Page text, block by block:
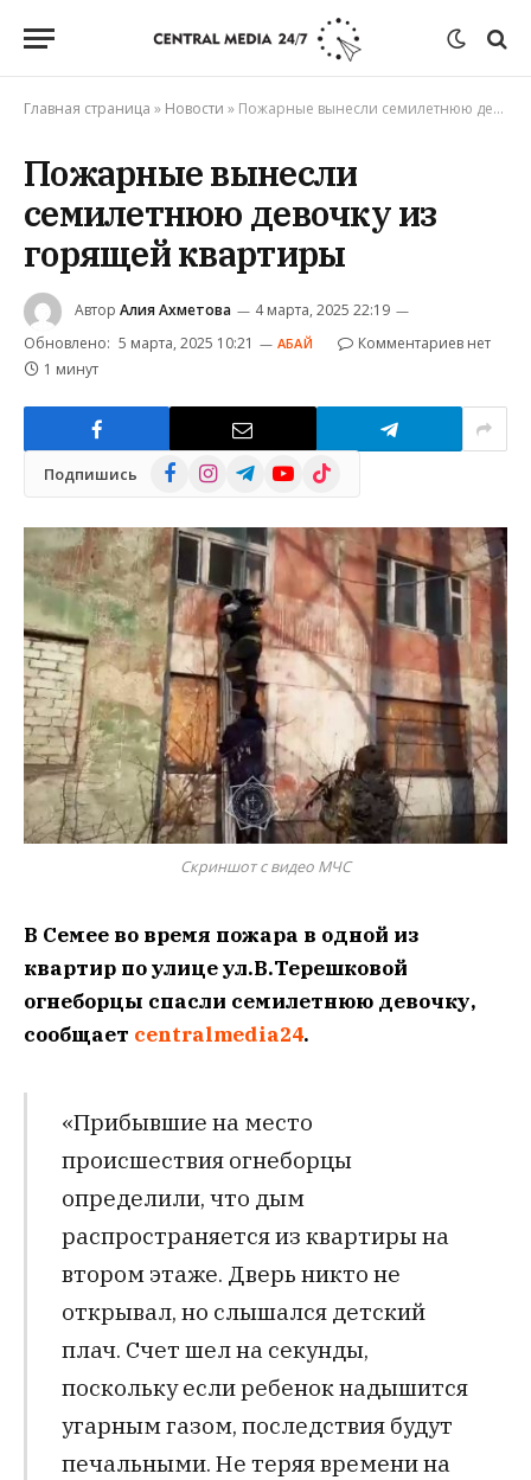
Главная страница » Новости » Пожарные вынесли семилетнюю девочку из горящей квартиры
Пожарные вынесли
семилетнюю девочку из
горящей квартиры
Автор Алия Ахметова
4 марта, 2025 22:19
Обновлено: 5 марта, 2025 10:21 АБАЙ
Комментариев нет
1 минут
Подпишись FacebookInstagramTelegramYouTube
TikTok
Скриншот с видео МЧС
В Семее во время пожара в одной из
квартир по улице ул.В.Терешковой
огнеборцы спасли семилетнюю девочку,
сообщает centralmedia24.
«Прибывшие на место
происшествия огнеборцы
определили, что дым
распространяется из квартиры на
втором этаже. Дверь никто не
открывал, но слышался детский
плач. Счет шел на секунды,
поскольку если ребенок надышится
угарным газом, последствия будут
печальными. Не теряя времени на